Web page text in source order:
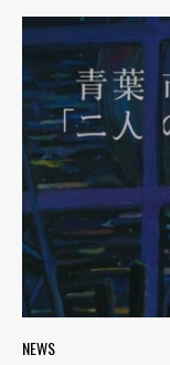
NEWS